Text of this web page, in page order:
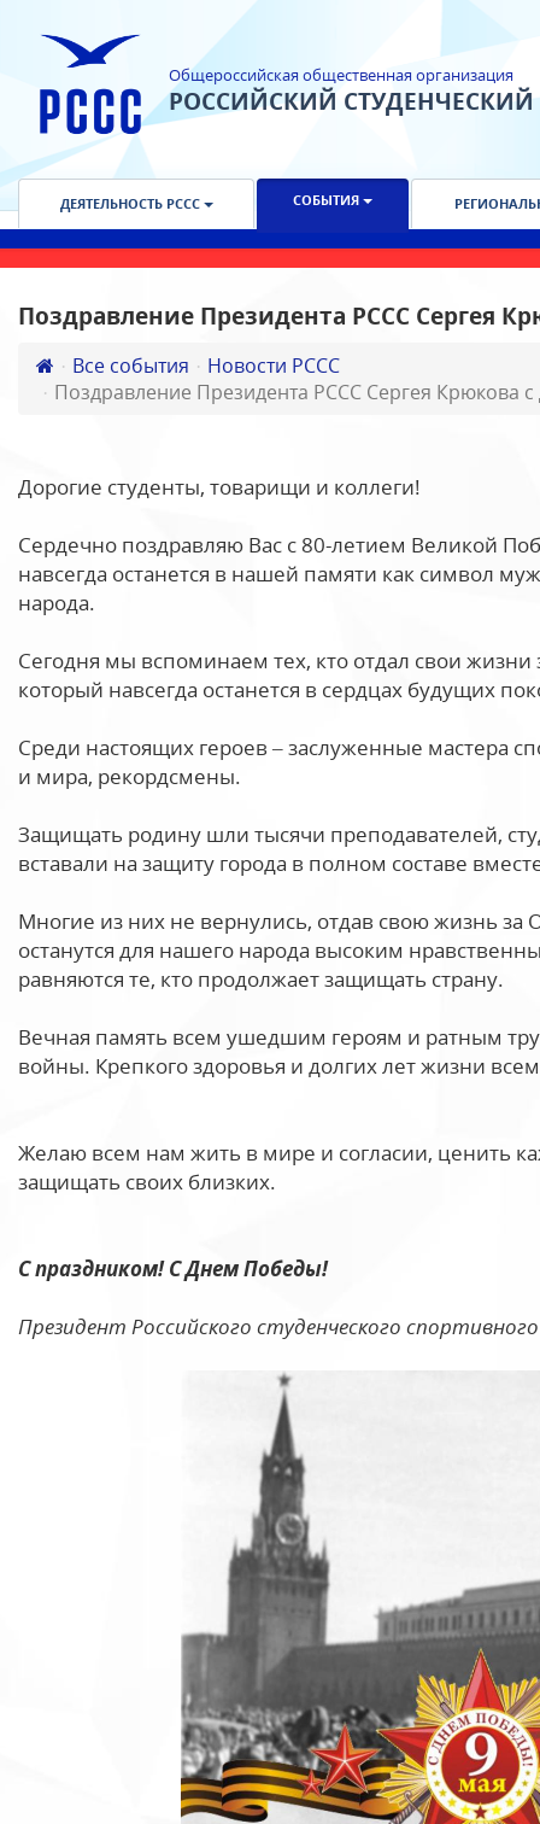
Общероссийская общественная организация
РОССИЙСКИЙ
ДЕЯТЕЛЬНОСТЬ РССС СОБЫТИЯ
Поздравление Президента РССС Сергея
Все события
Новости РССС
Поздравление Президента РССС Сергея Крюкова
Дорогие студенты, товарищи и коллеги!
Сердечно поздравляю Вас с 80-летием Великой
навсегда останется в нашей памяти как символ
народа.
Сегодня мы вспоминаем тех, кто отдал свои
который навсегда останется в сердцах будущих
Среди настоящих героев – заслуженные мастера
и мира, рекордсмены.
Защищать родину шли тысячи преподавателей,
вставали на защиту города в полном составе
Многие из них не вернулись, отдав свою жизнь за
останутся для нашего народа высоким
равняются те, кто продолжает защищать страну.
Вечная память всем ушедшим героям и ратным
войны. Крепкого здоровья и долгих лет жизни
Желаю всем нам жить в мире и согласии, ценить
защищать своих близких.
С праздником! С Днем Победы!
Президент Российского студенческого